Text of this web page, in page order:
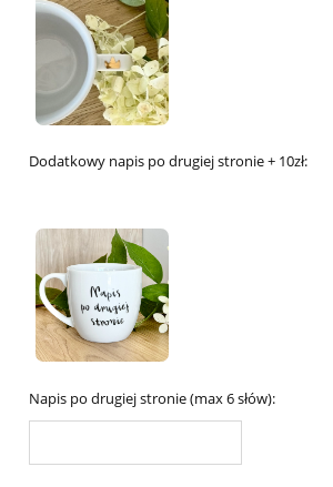
Dodatkowy napis po drugiej stronie + 10zł:
Napis po drugiej stronie (max 6 słów):